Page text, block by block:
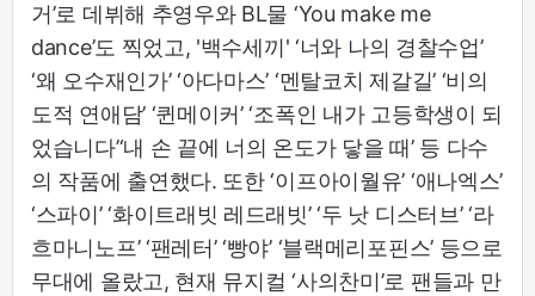
거’로 데뷔해 추영우와 BL물 ‘You make me
dance’도 찍었고, '백수세끼' ‘너와 나의 경찰수업’
‘왜 오수재인가’ ‘아다마스’ ‘멘탈코치 제갈길’ ‘비의
도적 연애담’ ‘퀸메이커’ ‘조폭인 내가 고등학생이 되
었습니다’‘내 손 끝에 너의 온도가 닿을 때’ 등 다수
의 작품에 출연했다. 또한 ‘이프아이월유’ ‘애나엑스’
‘스파이’ ‘화이트래빗 레드래빗’ ‘두 낫 디스터브’ ‘라
흐마니노프’ ‘팬레터’ ‘빵야’ ‘블랙메리포핀스’ 등으로
무대에 올랐고, 현재 뮤지컬 ‘사의찬미’로 팬들과 만